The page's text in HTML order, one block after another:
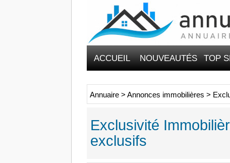
ACCUEIL NOUVEAUTÉS TOP
Annuaire > Annonces immobilières >
Exclusivité
exclusifs